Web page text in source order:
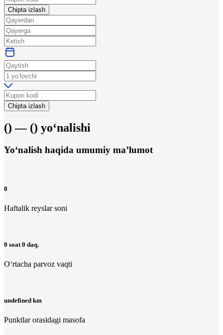
Chipta izlash
Chipta izlash
() — () yo‘nalishi
Yo‘nalish haqida umumiy ma’lumot
0
Haftalik reyslar soni
0 soat 0 daq.
O‘rtacha parvoz vaqti
undefined km
Punktlar orasidagi masofa